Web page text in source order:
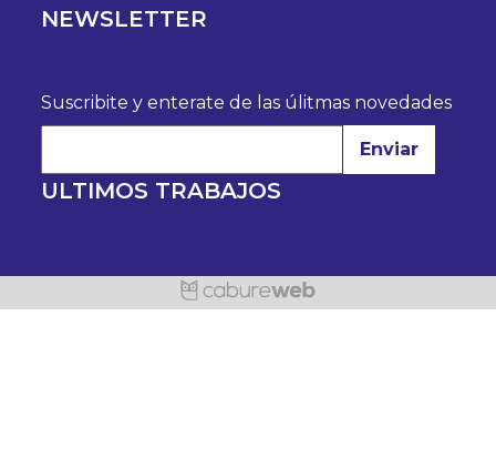
NEWSLETTER
Suscribite y enterate de las úlitmas novedades
Enviar
ULTIMOS TRABAJOS